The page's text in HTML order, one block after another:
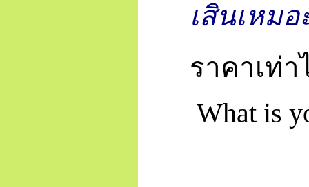
เสินเหมอ
ราคาเท่
What is